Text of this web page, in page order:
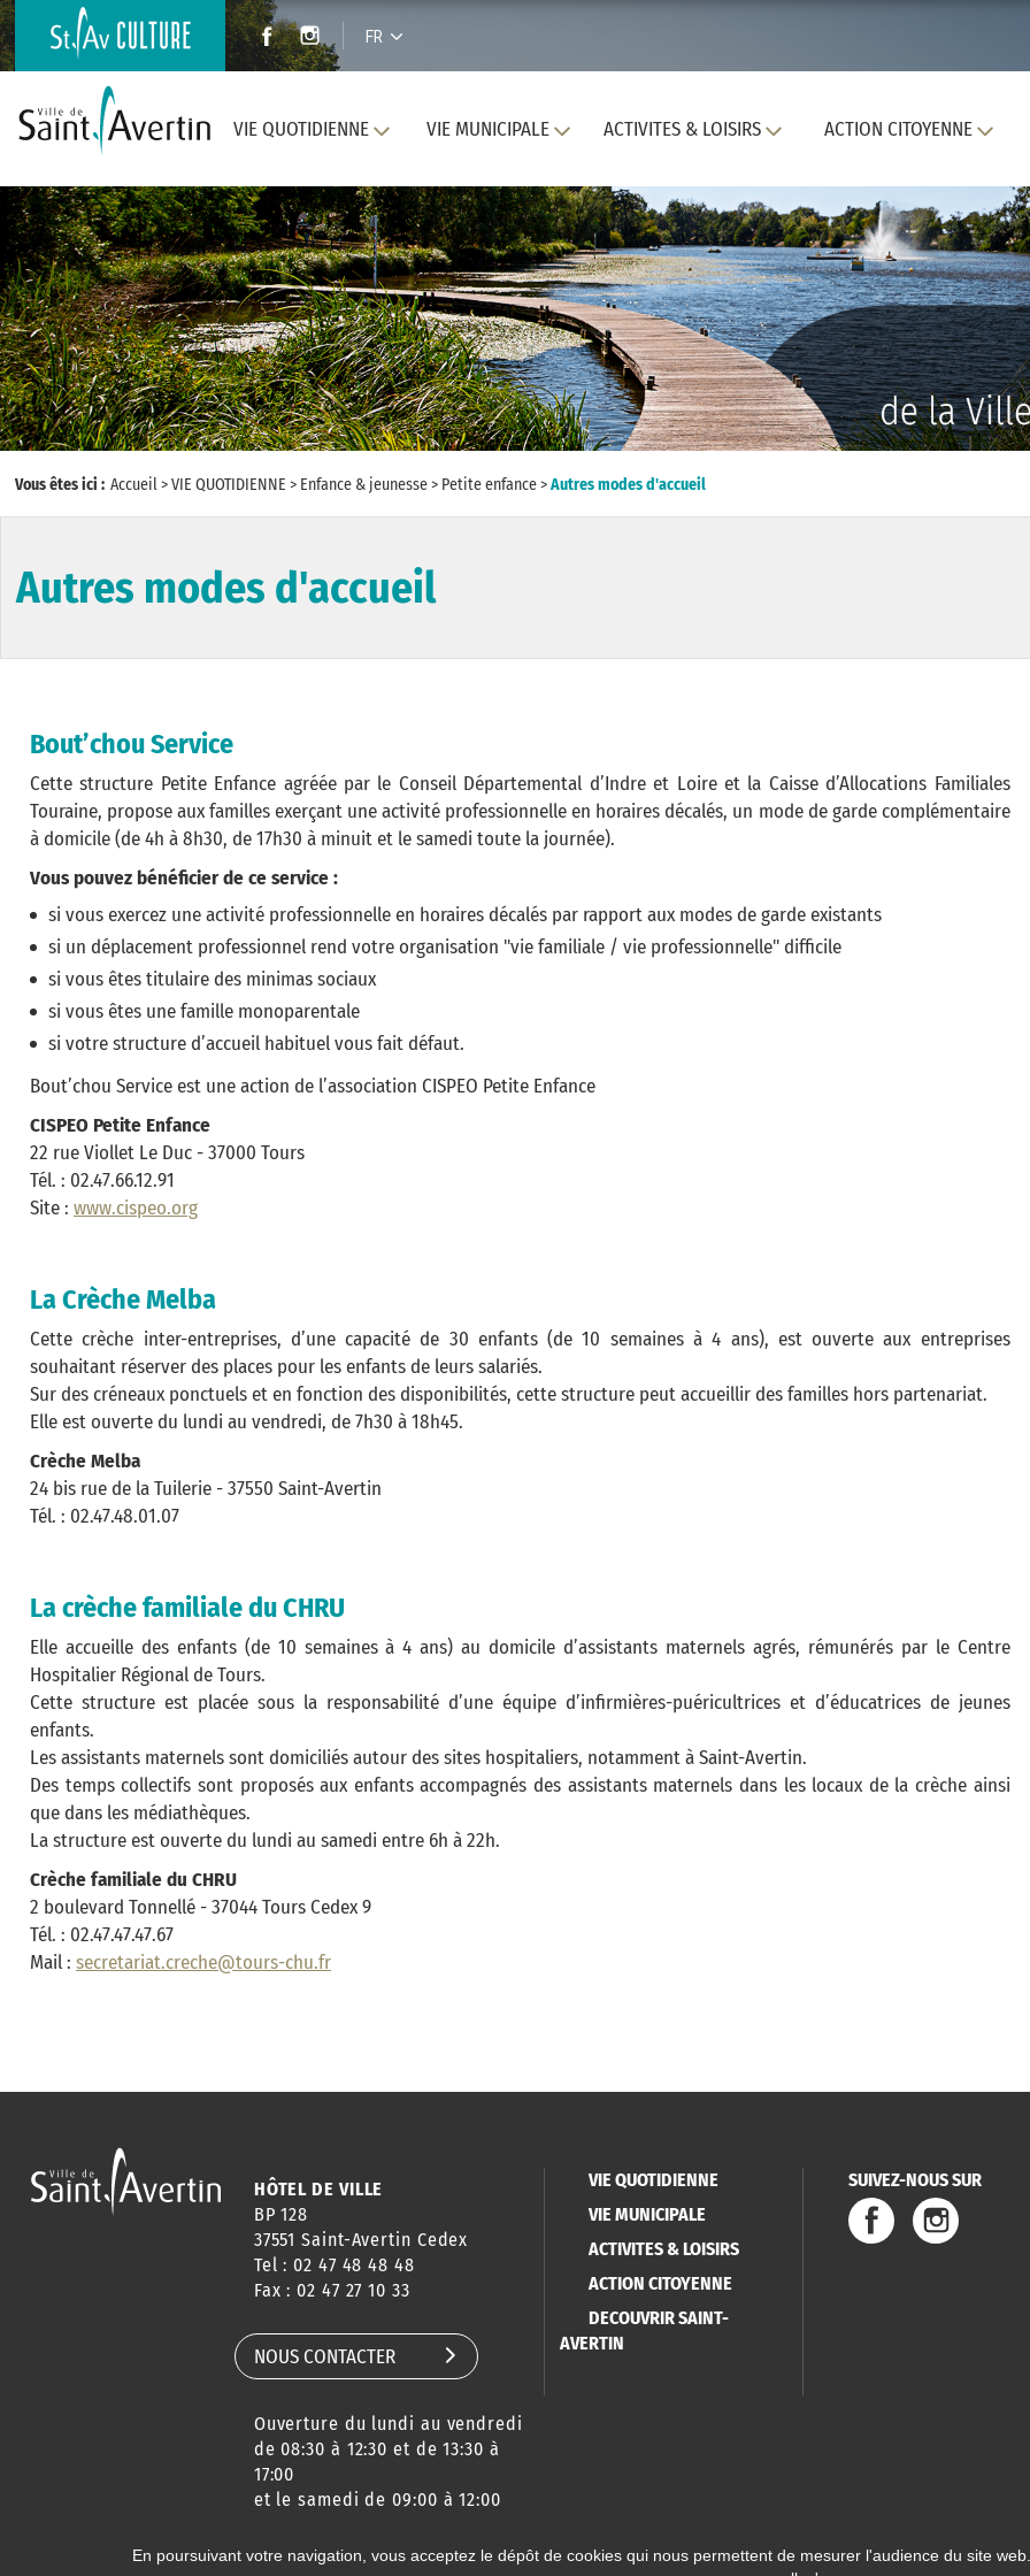
FR
VIE QUOTIDIENNE VIE MUNICIPALE ACTIVITES & LOISIRS ACTION CITOYENNE
Vous êtes ici : Accueil>VIE QUOTIDIENNE > Enfance & jeunesse> Petite enfance>Autres modes d'accueil
Autres modes d'accueil
Bout’chou Service
Cette structure Petite Enfance agréée par le Conseil Départemental d’Indre et Loire et la Caisse d’Allocations Familiales
Touraine, propose aux familles exerçant une activité professionnelle en horaires décalés, un mode de garde complémentaire
à domicile (de 4h à 8h30, de 17h30 à minuit et le samedi toute la journée).
Vous pouvez bénéficier de ce service :
si vous exercez une activité professionnelle en horaires décalés par rapport aux modes de garde existants
si un déplacement professionnel rend votre organisation "vie familiale / vie professionnelle" difficile
si vous êtes titulaire des minimas sociaux
si vous êtes une famille monoparentale
si votre structure d’accueil habituel vous fait défaut.
Bout’chou Service est une action de l’association CISPEO Petite Enfance
CISPEO Petite Enfance
22 rue Viollet Le Duc - 37000 Tours
Tél. : 02.47.66.12.91
Site : www.cispeo.org
La Crèche Melba
Cette crèche inter-entreprises, d’une capacité de 30 enfants (de 10 semaines à 4 ans), est ouverte aux entreprises
souhaitant réserver des places pour les enfants de leurs salariés.
Sur des créneaux ponctuels et en fonction des disponibilités, cette structure peut accueillir des familles hors partenariat.
Elle est ouverte du lundi au vendredi, de 7h30 à 18h45.
Crèche Melba
24 bis rue de la Tuilerie - 37550 Saint-Avertin
Tél. : 02.47.48.01.07
La crèche familiale du CHRU
Elle accueille des enfants (de 10 semaines à 4 ans) au domicile d’assistants maternels agrés, rémunérés par le Centre
Hospitalier Régional de Tours.
Cette structure est placée sous la responsabilité d’une équipe d’infirmières-puéricultrices et d’éducatrices de jeunes
enfants.
Les assistants maternels sont domiciliés autour des sites hospitaliers, notamment à Saint-Avertin.
Des temps collectifs sont proposés aux enfants accompagnés des assistants maternels dans les locaux de la crèche ainsi
que dans les médiathèques.
La structure est ouverte du lundi au samedi entre 6h à 22h.
Crèche familiale du CHRU
2 boulevard Tonnellé - 37044 Tours Cedex 9
Tél. : 02.47.47.47.67
Mail : secretariat.creche@tours-chu.fr
HÔTEL DE VILLE
BP 128
37551 Saint-Avertin Cedex
Tel : 02 47 48 48 48
Fax : 02 47 27 10 33
NOUS CONTACTER
Ouverture du lundi au vendredi
de 08:30 à 12:30 et de 13:30 à
17:00
et le samedi de 09:00 à 12:00
VIE QUOTIDIENNE
VIE MUNICIPALE
ACTIVITES & LOISIRS
ACTION CITOYENNE
DECOUVRIR SAINT-
AVERTIN
SUIVEZ-NOUS SUR
En poursuivant votre navigation, vous acceptez le dépôt de cookies qui nous permettent de mesurer l'audience du site